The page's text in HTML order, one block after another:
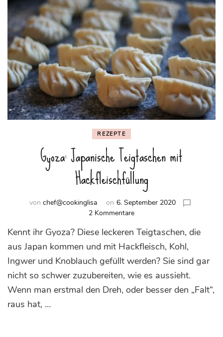
REZEPTE
Gyoza: Japanische Teigtaschen mit
Hackfleischfüllung
von chef@cookinglisa on 6. September 2020
2 Kommentarezu
Japanische
Teigtaschen
Hackfleischfüllung
Kennt ihr Gyoza? Diese leckeren Teigtaschen, die
aus Japan kommen und mit Hackfleisch, Kohl,
Ingwer und Knoblauch gefüllt werden? Sie sind gar
nicht so schwer zuzubereiten, wie es aussieht.
Wenn man erstmal den Dreh, oder besser den „Falt“,
raus hat, …